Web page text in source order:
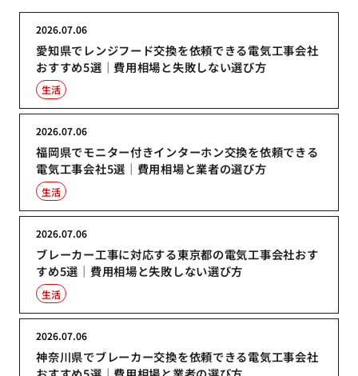
愛知県でレンジフード交換を依頼できる電気工事会社
おすすめ5選｜費用相場と失敗しない選び方
2026.07.06
生活
福岡県でモニター付きインターホン交換を依頼できる
電気工事会社5選｜費用相場と業者の選び方
2026.07.06
生活
ブレーカー工事に対応する東京都の電気工事会社おす
すめ5選｜費用相場と失敗しない選び方
2026.07.06
生活
神奈川県でブレーカー交換を依頼できる電気工事会社
2026.07.06